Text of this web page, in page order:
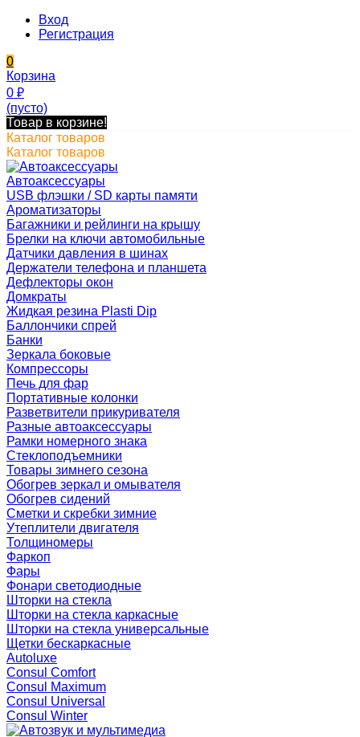
Вход
Регистрация
0
Корзина
0 ₽
(пусто)
Товар в корзине!
Каталог товаров
Каталог товаров
Автоаксессуары
USB флэшки / SD карты памяти
Ароматизаторы
Багажники и рейлинги на крышу
Брелки на ключи автомобильные
Датчики давления в шинах
Держатели телефона и планшета
Дефлекторы окон
Домкраты
Жидкая резина Plasti Dip
Баллончики спрей
Банки
Зеркала боковые
Компрессоры
Печь для фар
Портативные колонки
Разветвители прикуривателя
Разные автоаксессуары
Рамки номерного знака
Стеклоподъемники
Товары зимнего сезона
Обогрев зеркал и омывателя
Обогрев сидений
Сметки и скребки зимние
Утеплители двигателя
Толщиномеры
Фаркоп
Фары
Фонари светодиодные
Шторки на стекла
Шторки на стекла каркасные
Шторки на стекла универсальные
Щетки бескаркасные
Autoluxe
Consul Comfort
Consul Maximum
Consul Universal
Consul Winter